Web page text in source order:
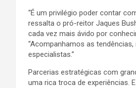
“É um privilégio poder contar
ressalta o pró-reitor Jaques
cada vez mais ávido por
“Acompanhamos as
especialistas.”
Parcerias estratégicas com
uma rica troca de experiências.